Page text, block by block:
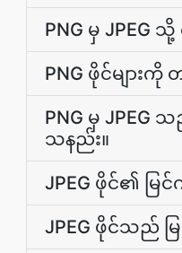
PNG မှ JPEG
PNG ဖိုင်များ
PNG မှ
သနည်း။
JPEG ဖိုင်၏ မြ
JPEG ဖိုင်သည်